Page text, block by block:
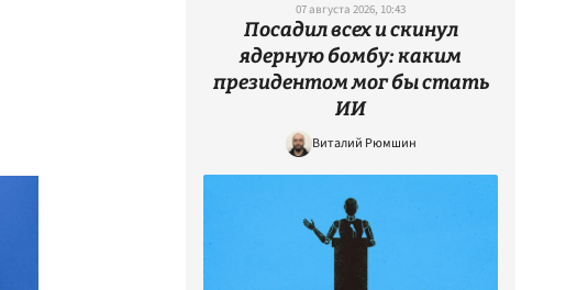
07 августа 2026, 10:43
Посадил всех и скинул
ядерную бомбу: каким
президентом мог бы стать
ИИ
Виталий Рюмшин